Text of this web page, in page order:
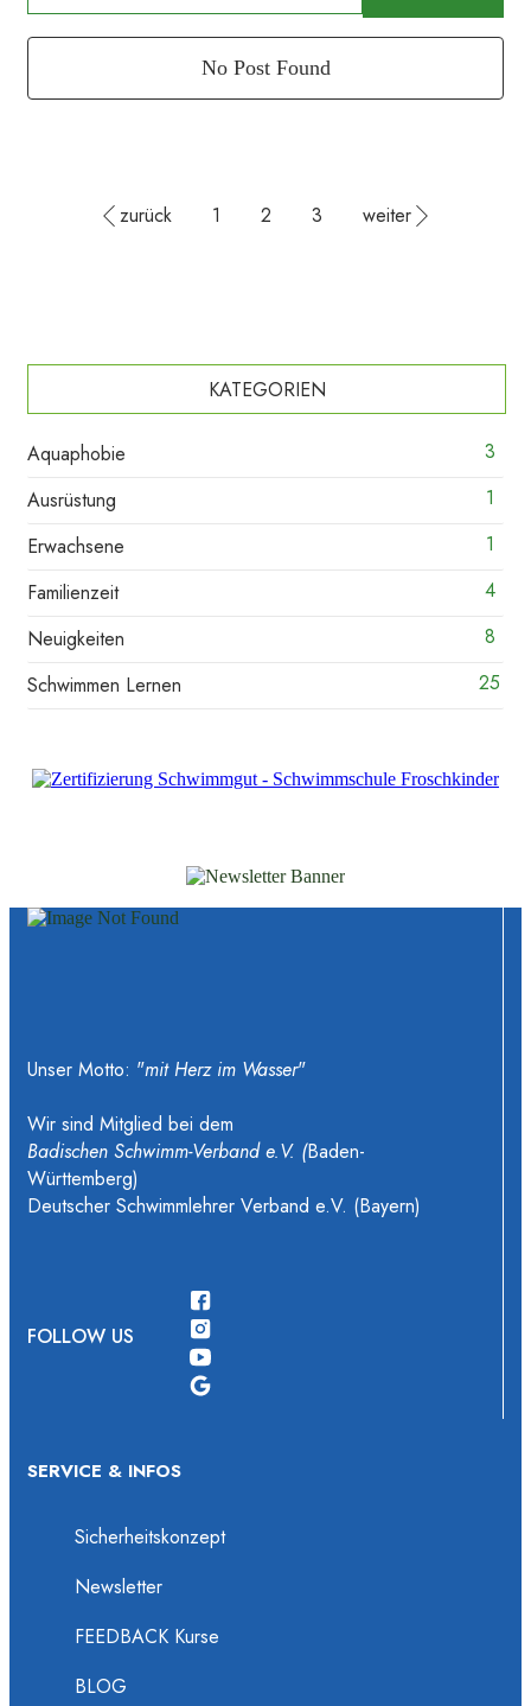
No Post Found
zurück 1 2 3 weiter
KATEGORIEN
Aquaphobie
3
Ausrüstung
1
Erwachsene
1
Familienzeit
4
Neuigkeiten
8
Schwimmen Lernen
25
Unser Motto: "mit Herz im Wasser"
Wir sind Mitglied bei dem
Badischen Schwimm-Verband e.V. (Baden-
Württemberg)
Deutscher Schwimmlehrer Verband e.V. (Bayern)
FOLLOW US
SERVICE & INFOS
Sicherheitskonzept
Newsletter
FEEDBACK Kurse
BLOG